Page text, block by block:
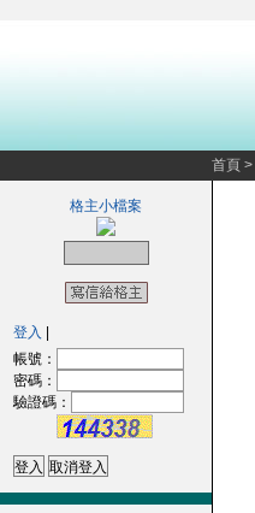
首頁 >
格主小檔案
登入
帳號：
密碼：
驗證碼：